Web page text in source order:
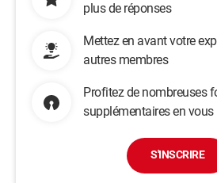
plus de réponses
Mettez en avant votre
autres membres
Profitez de nombreuses
supplémentaires en
S'INSCRIRE